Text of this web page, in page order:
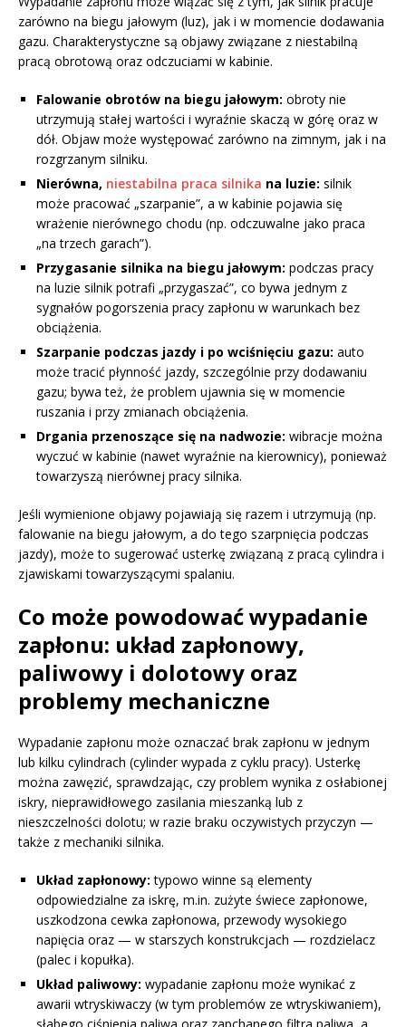
zarówno na biegu jałowym (luz), jak i w momencie dodawania
gazu. Charakterystyczne są objawy związane z niestabilną
pracą obrotową oraz odczuciami w kabinie.
Falowanie obrotów na biegu jałowym: obroty nie
utrzymują stałej wartości i wyraźnie skaczą w górę oraz w
dół. Objaw może występować zarówno na zimnym, jak i na
rozgrzanym silniku.
Nierówna, niestabilna praca silnika na luzie: silnik
może pracować „szarpanie”, a w kabinie pojawia się
wrażenie nierównego chodu (np. odczuwalne jako praca
„na trzech garach”).
Przygasanie silnika na biegu jałowym: podczas pracy
na luzie silnik potrafi „przygaszać”, co bywa jednym z
sygnałów pogorszenia pracy zapłonu w warunkach bez
obciążenia.
Szarpanie podczas jazdy i po wciśnięciu gazu: auto
może tracić płynność jazdy, szczególnie przy dodawaniu
gazu; bywa też, że problem ujawnia się w momencie
ruszania i przy zmianach obciążenia.
Drgania przenoszące się na nadwozie: wibracje można
wyczuć w kabinie (nawet wyraźnie na kierownicy), ponieważ
towarzyszą nierównej pracy silnika.
Jeśli wymienione objawy pojawiają się razem i utrzymują (np.
falowanie na biegu jałowym, a do tego szarpnięcia podczas
jazdy), może to sugerować usterkę związaną z pracą cylindra i
zjawiskami towarzyszącymi spalaniu.
Co może powodować wypadanie
zapłonu: układ zapłonowy,
paliwowy i dolotowy oraz
problemy mechaniczne
Wypadanie zapłonu może oznaczać brak zapłonu w jednym
lub kilku cylindrach (cylinder wypada z cyklu pracy). Usterkę
można zawęzić, sprawdzając, czy problem wynika z osłabionej
iskry, nieprawidłowego zasilania mieszanką lub z
nieszczelności dolotu; w razie braku oczywistych przyczyn —
także z mechaniki silnika.
Układ zapłonowy: typowo winne są elementy
odpowiedzialne za iskrę, m.in. zużyte świece zapłonowe,
uszkodzona cewka zapłonowa, przewody wysokiego
napięcia oraz — w starszych konstrukcjach — rozdzielacz
(palec i kopułka).
Układ paliwowy: wypadanie zapłonu może wynikać z
awarii wtryskiwaczy (w tym problemów ze wtryskiwaniem),
słabego ciśnienia paliwa oraz zapchanego filtra paliwa, a